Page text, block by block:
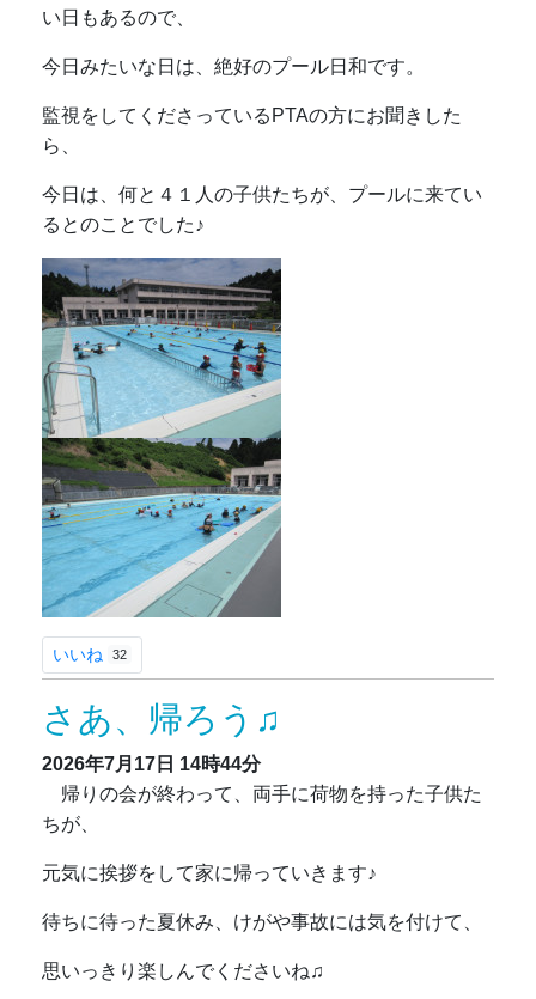
い日もあるので、
今日みたいな日は、絶好のプール日和です。
監視をしてくださっているPTAの方にお聞きした
ら、
今日は、何と４１人の子供たちが、プールに来てい
るとのことでした♪
いいね 32
さあ、帰ろう♫
2026年7月17日 14時44分
帰りの会が終わって、両手に荷物を持った子供た
ちが、
元気に挨拶をして家に帰っていきます♪
待ちに待った夏休み、けがや事故には気を付けて、
思いっきり楽しんでくださいね♫